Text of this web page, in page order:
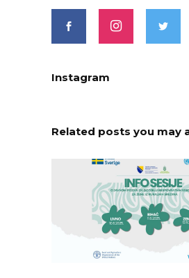
Instagram
Related posts you may